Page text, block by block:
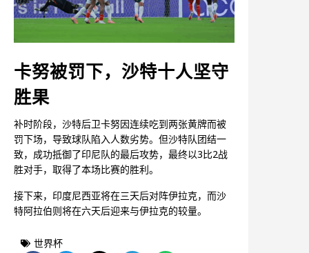
卡努被罚下，沙特十人坚守
胜果
补时阶段，沙特后卫卡努因连续吃到两张黄牌而被
罚下场，导致球队陷入人数劣势。但沙特队团结一
致，成功抵御了印尼队的最后攻势，最终以3比2战
胜对手，取得了本场比赛的胜利。
接下来，印度尼西亚将在三天后对阵伊拉克，而沙
特阿拉伯则将在六天后迎来与伊拉克的较量。
世界杯